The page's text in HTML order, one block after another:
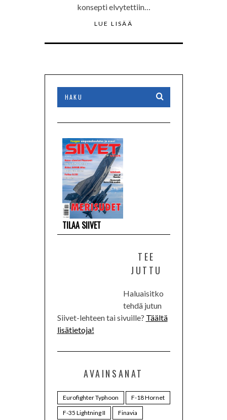
konsepti elvytettiin…
LUE LISÄÄ
TILAA SIIVET
TEE
JUTTU
Haluaisitko
tehdä jutun
Siivet-lehteen tai sivuille? Täältä
lisätietoja!
AVAINSANAT
Eurofighter Typhoon
F-18 Hornet
F-35 Lightning II
Finavia